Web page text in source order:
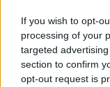
If you wish to opt-
processing of your
targeted
section to confirm
opt-out request is
da
Condividi